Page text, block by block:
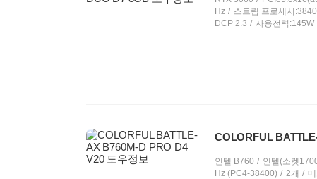
Hz
스트림 프로세서:3840
DCP 2.3
사용전력:145W
COLORFUL
인텔 B760 인텔(소켓
Hz (PC4-38400)
2개